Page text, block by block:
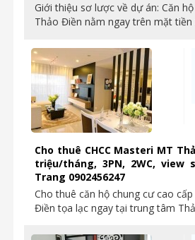
Giới thiệu sơ lược về dự án: Căn
Thảo Điền nằm ngay trên mặt tiền
Cho thuê CHCC Masteri MT
triệu/tháng, 3PN, 2WC, view
Trang 0902456247
Cho thuê căn hộ chung cư cao
Điền tọa lạc ngay tại trung tâm